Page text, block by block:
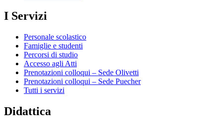
I Servizi
Personale scolastico
Famiglie e studenti
Percorsi di studio
Accesso agli Atti
Prenotazioni colloqui – Sede Olivetti
Prenotazioni colloqui – Sede Puecher
Tutti i servizi
Didattica